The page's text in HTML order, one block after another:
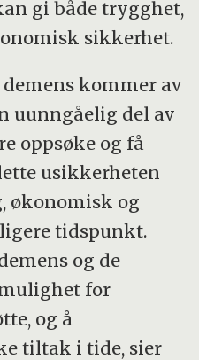
gi både trygghet,
sikkerhet.
kommer av
uunngåelig del av
oppsøke og få
usikkerheten
økonomisk og
tidspunkt.
og de
for
og å
tiltak i tide, sier